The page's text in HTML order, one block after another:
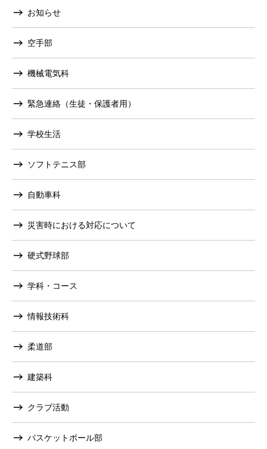
お知らせ
空手部
機械電気科
緊急連絡（生徒・保護者用）
学校生活
ソフトテニス部
自動車科
災害時における対応について
硬式野球部
学科・コース
情報技術科
柔道部
建築科
クラブ活動
バスケットボール部